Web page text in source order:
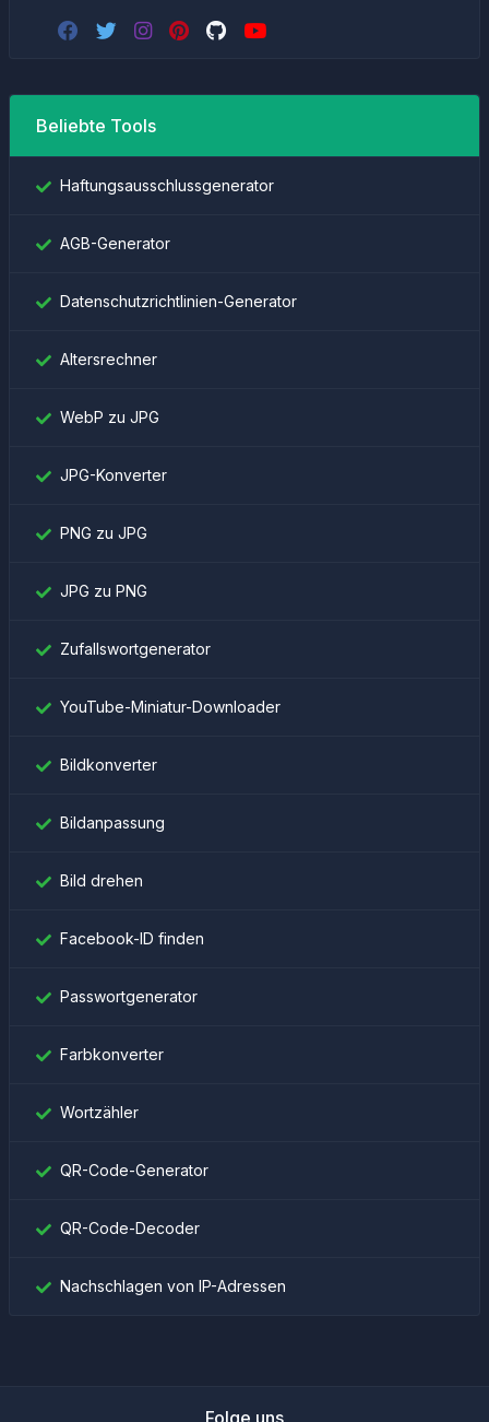
Beliebte Tools
Haftungsausschlussgenerator
AGB-Generator
Datenschutzrichtlinien-Generator
Altersrechner
WebP zu JPG
JPG-Konverter
PNG zu JPG
JPG zu PNG
Zufallswortgenerator
YouTube-Miniatur-Downloader
Bildkonverter
Bildanpassung
Bild drehen
Facebook-ID finden
Passwortgenerator
Farbkonverter
Wortzähler
QR-Code-Generator
QR-Code-Decoder
Nachschlagen von IP-Adressen
Folge uns